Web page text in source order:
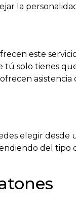
la
este
tú solo tienes
asistencia
elegir desde
del tipo